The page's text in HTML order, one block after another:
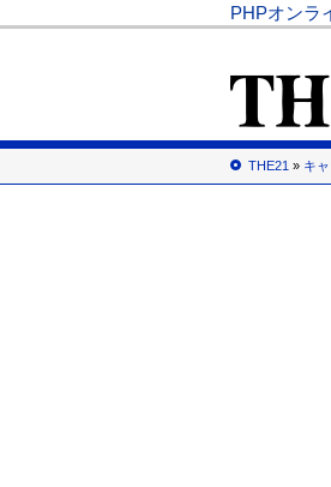
PHPオンラ
THE21 » キ